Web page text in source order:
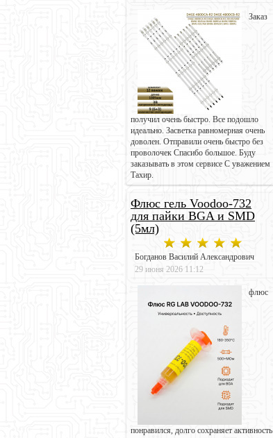
Заказ
получил очень быстро. Все подошло
идеально. Засветка равномерная очень
доволен. Отправили очень быстро без
проволочек Спасибо большое. Буду
заказывать в этом сервисе С уважением
Тахир.
Флюс гель Voodoo-732
для пайки BGA и SMD
(5мл)
Богданов Василий Александрович
29 июня 2026 11:12
флюс
понравился, долго сохраняет активность